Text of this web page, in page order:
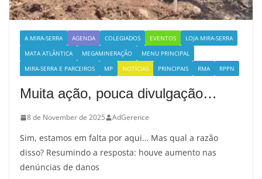
A MIRA-SERRA AGENDA COLEGIADOS EVENTOS
LOJA MIRA-SERRA
MATA ATLÂNTICA
MEGAMINERAÇÃO
MENU PRINCIPAL
MIRA-SERRA E PARCEIROS
MP NOTÍCIAS PRINCIPAIS RMA RPPN
Muita ação, pouca divulgação…
8 de November de 2025 AdGerence
Sim, estamos em falta por aqui… Mas qual a razão
disso? Resumindo a resposta: houve aumento nas
denúncias de danos